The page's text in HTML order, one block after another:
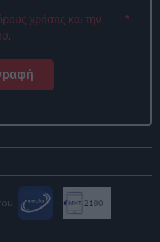
χρήσης και την
.
*